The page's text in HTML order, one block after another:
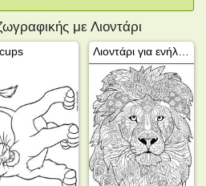
με Λιοντάρι